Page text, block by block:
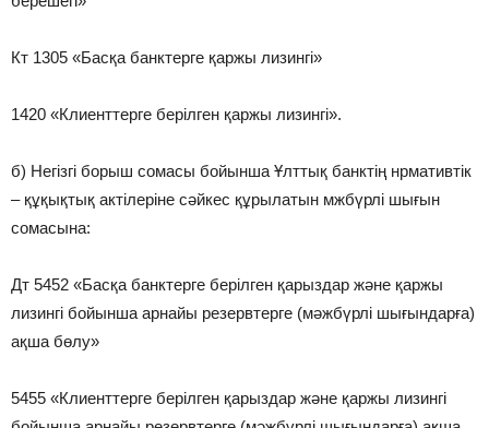
Кт 1305 «Басқа банктерге қаржы лизингі»
1420 «Клиенттерге берілген қаржы лизингі».
б) Негізгі борыш сомасы бойынша Ұлттық банктің нрмативтік
– құқықтық актілеріне сәйкес құрылатын мжбүрлі шығын
сомасына:
Дт 5452 «Басқа банктерге берілген қарыздар және қаржы
лизингі бойынша арнайы резервтерге (мәжбүрлі шығындарға)
ақша бөлу»
5455 «Клиенттерге берілген қарыздар және қаржы лизингі